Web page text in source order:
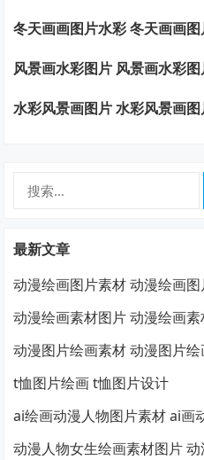
冬天画画图片水彩 冬天画画
风景画水彩图片 风景画水彩
水彩风景画图片 水彩风景画
最新文章
动漫绘画图片素材 动漫绘画
动漫绘画素材图片 动漫绘画
动漫图片绘画素材 动漫图片
t恤图片绘画 t恤图片设计
ai绘画动漫人物图片素材 ai画
动漫人物女生绘画素材图片